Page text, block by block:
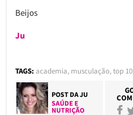
Beijos
Ju
TAGS: academia, musculação,top 10
POST DAJU
SAÚDE E
NUTRIÇÃO